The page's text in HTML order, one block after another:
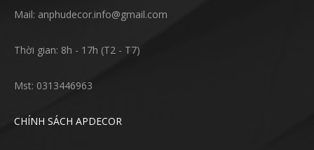
Mail: anphudecor.info@gmail.com
Thời gian: 8h - 17h (T2 - T7)
Mst: 0313446963
CHÍNH SÁCH APDECOR